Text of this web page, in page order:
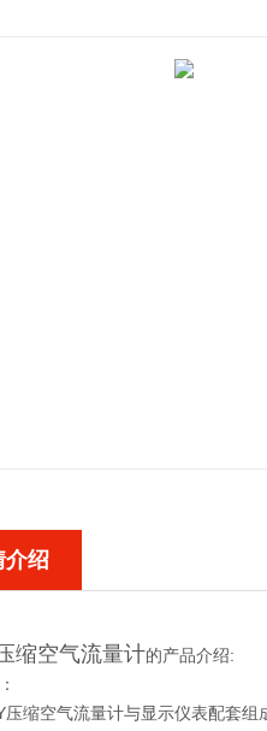
介绍
缩空气流量计的产品介绍:
压缩空气流量计与显示仪表配套